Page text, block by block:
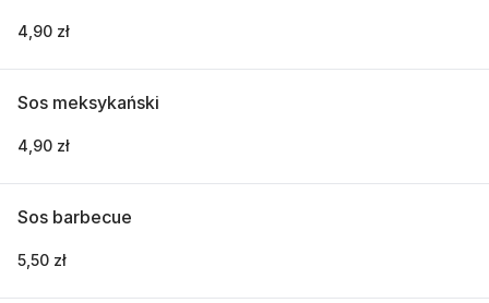
4,90 zł
Sos meksykański
4,90 zł
Sos barbecue
5,50 zł